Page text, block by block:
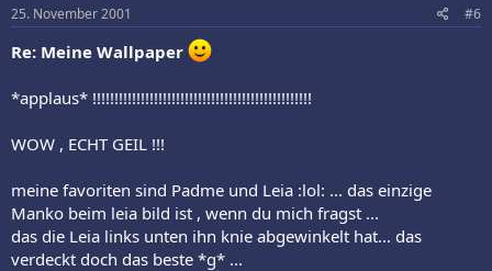
25. November 2001 #6
Re: Meine Wallpaper
*applaus* !!!!!!!!!!!!!!!!!!!!!!!!!!!!!!!!!!!!!!!!!!!!!!!!!!
WOW , ECHT GEIL !!!
meine favoriten sind Padme und Leia :lol: ... das einzige
Manko beim leia bild ist , wenn du mich fragst ...
das die Leia links unten ihn knie abgewinkelt hat... das
verdeckt doch das beste *g* ...